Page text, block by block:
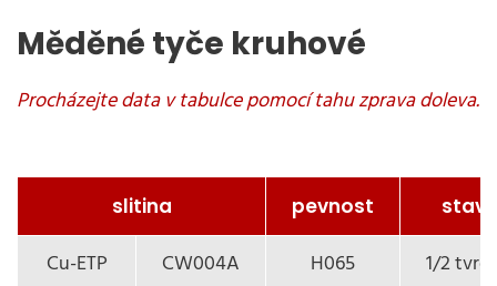
Měděné tyče kruhové
slitina pevnost stav
Cu-ETP CW004A H065
1/2